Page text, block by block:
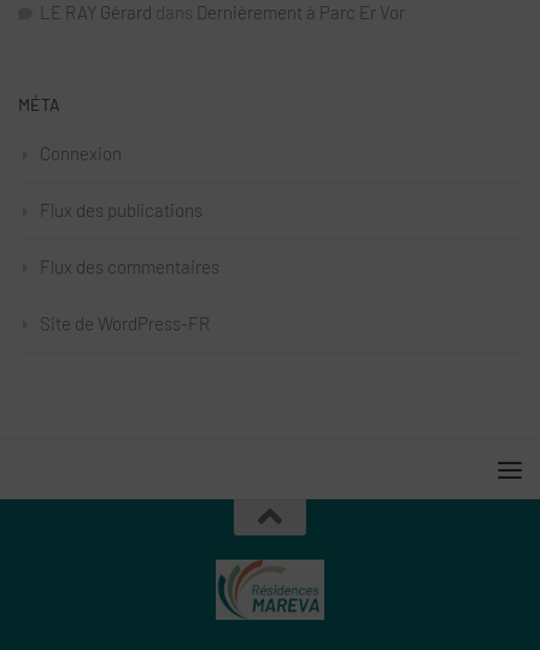
LE RAY Gérard dans Dernièrement à Parc Er Vor
MÉTA
Connexion
Flux des publications
Flux des commentaires
Site de WordPress-FR